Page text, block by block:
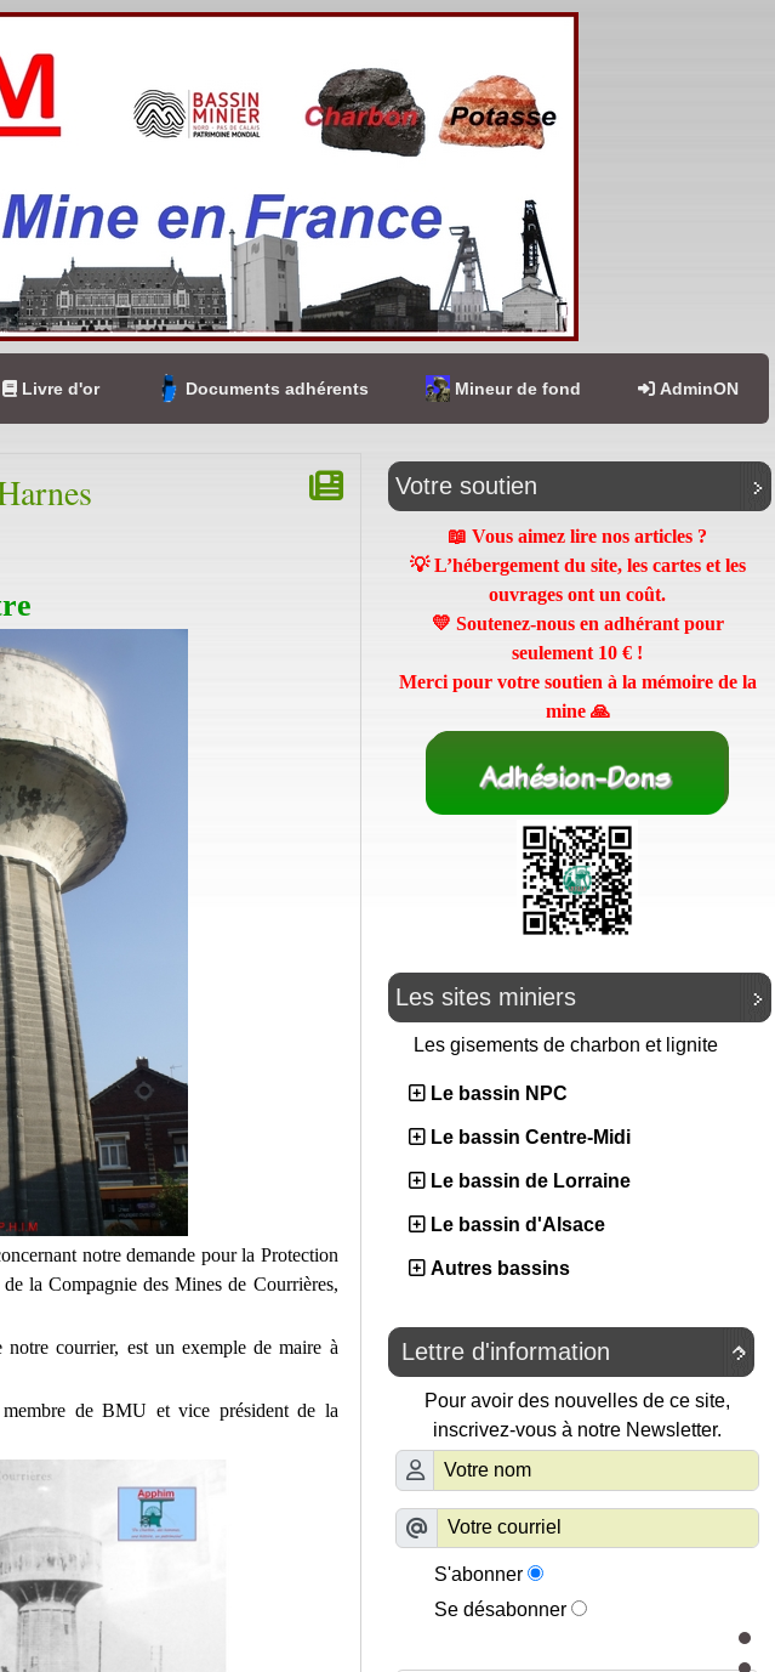
Livre d'or Documents adhérents Mineur de fond AdminON
notre demande pour la Protection
la Compagnie des Mines de Courrières,
courrier, est un exemple de maire à
de BMU et vice président de la
Votre soutien
📖 Vous aimez lire nos articles ?
💡 L’hébergement du site, les cartes et les
ouvrages ont un coût.
💛 Soutenez-nous en adhérant pour
seulement 10 € !
Merci pour votre soutien à la mémoire de la
mine 🙏
Les sites miniers
Les gisements de charbon et lignite
Le bassin NPC
Le bassin Centre-Midi
Le bassin de Lorraine
Le bassin d'Alsace
Autres bassins

Lettre d'information
Pour avoir des nouvelles de ce site,
inscrivez-vous à notre Newsletter.
S'abonner
Se désabonner